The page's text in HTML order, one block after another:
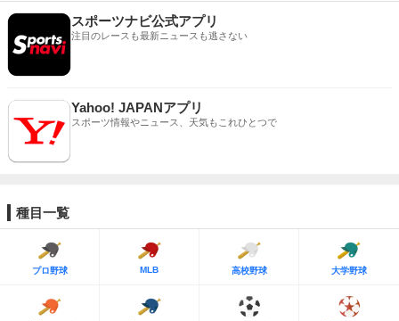
スポーツナビ公式アプリ
注目のレースも最新ニュースも逃さない
Yahoo! JAPANアプリ
スポーツ情報やニュース、天気もこれひとつで
種目一覧
プロ野球 MLB 高校野球 大学野球